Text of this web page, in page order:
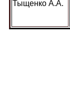
Тыщенко А.А.